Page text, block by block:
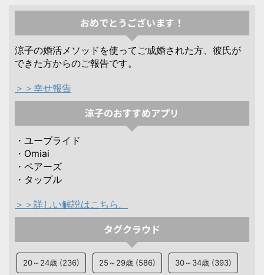
おめでとうございます！
涼子の婚活メソッドを使ってご成婚された方、彼氏が
できた方からのご報告です。
＞＞幸せ報告
涼子のおすすめアプリ
・ユーブライド
・Omiai
・ペアーズ
・タップル
＞＞詳しい解説はこちら。
タグクラウド
20～24歳 (236) 25～29歳 (586) 30～34歳 (393)